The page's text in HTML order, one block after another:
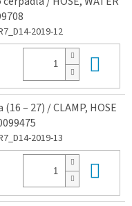
2019-12
– 27) / CLAMP, HOSE
2019-13